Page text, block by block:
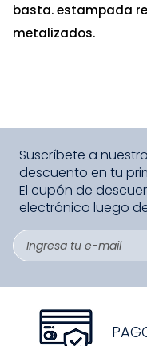
basta. estampada
metalizados.
Suscríbete a
descuento en tu
El cupón de
electrónico luego